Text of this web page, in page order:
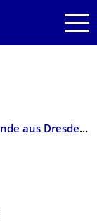
Individuelle Vorsorge verbessern: Forschende aus Dresden und Aachen entwickeln KI-Modell zur Einschätzung des Leberkrebsrisikos